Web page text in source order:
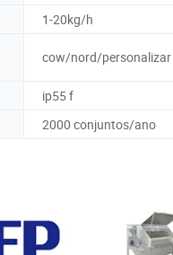
1-20kg/h
cow/nord/personalizar
ip55 f
2000 conjuntos/ano